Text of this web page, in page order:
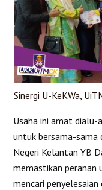
Sinergi U-KeKWa,
Usaha ini amat dialu-
untuk bersama-sama
Negeri Kelantan YB
memastikan peranan
mencari penyelesaian